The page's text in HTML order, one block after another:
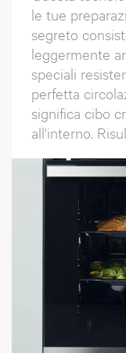
le tue
segreto
leggermente
speciali
perfetta
significa cibo
all'interno.